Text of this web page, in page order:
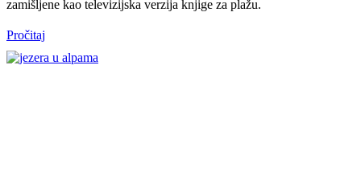
zamišljene kao televizijska verzija knjige za plažu.
Pročitaj